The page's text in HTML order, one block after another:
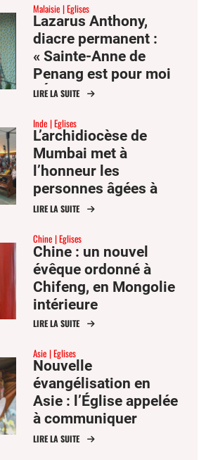
Malaisie Eglises
Lazarus Anthony,
diacre permanent :
« Sainte-Anne de
Penang est pour moi
l’Église comme mère
LIRE LA SUITE
Inde Eglises
L’archidiocèse de
Mumbai met à
l’honneur les
personnes âgées à
l’occasion de la fête
Anne
LIRE LA SUITE
Chine Eglises
Chine : un nouvel
évêque ordonné à
Chifeng, en Mongolie
intérieure
LIRE LA SUITE
Asie Eglises
Nouvelle
évangélisation en
Asie : l’Église appelée
à communiquer
l’espérance
LIRE LA SUITE